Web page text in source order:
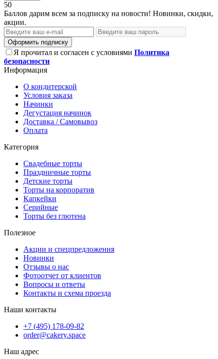
50
Баллов дарим всем за подписку на новости! Новинки, скидки,
акции.
Оформить подписку
Я прочитал и согласен с условиями Политика
безопасности
Информация
О кондитерской
Условия заказа
Начинки
Дегустация начинок
Доставка / Самовывоз
Оплата
Категория
Свадебные торты
Праздничные торты
Детские торты
Торты на корпоратив
Капкейки
Серийные
Торты без глютена
Полезное
Акции и спецпредложения
Новинки
Отзывы о нас
Фотоотчет от клиентов
Вопросы и ответы
Контакты и схема проезда
Наши контакты
+7 (495) 178-09-82
order@cakery.space
Наш адрес